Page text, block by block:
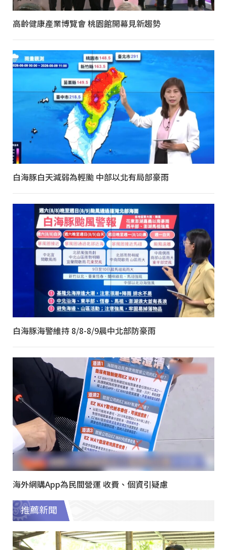
高齡健康產業博覽會 桃園館開幕見新趨勢
白海豚白天減弱為輕颱 中部以北有局部豪雨
白海豚海警維持 8/8-8/9晨中北部防豪雨
海外網購App為民間營運 收費、個資引疑慮
推薦新聞